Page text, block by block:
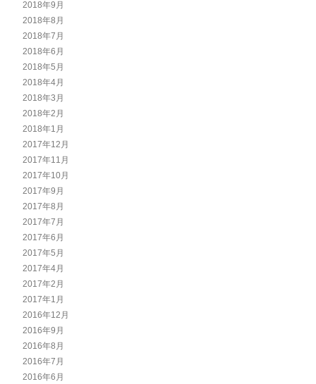
2018年9月
2018年8月
2018年7月
2018年6月
2018年5月
2018年4月
2018年3月
2018年2月
2018年1月
2017年12月
2017年11月
2017年10月
2017年9月
2017年8月
2017年7月
2017年6月
2017年5月
2017年4月
2017年2月
2017年1月
2016年12月
2016年9月
2016年8月
2016年7月
2016年6月